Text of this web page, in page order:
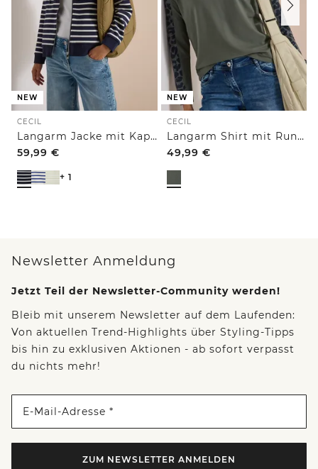
NEW
CECIL
Langarm Jacke mit Kapuze und Struktur
59,99 €
+ 1
NEW
CECIL
Langarm Shirt mit Rundhals und Leo-Details
49,99 €
Newsletter Anmeldung
Jetzt Teil der Newsletter-Community werden!
Bleib mit unserem Newsletter auf dem Laufenden:
Von aktuellen Trend-Highlights über Styling-Tipps
bis hin zu exklusiven Aktionen - ab sofort verpasst
du nichts mehr!
E-Mail-Adresse *
ZUM NEWSLETTER ANMELDEN